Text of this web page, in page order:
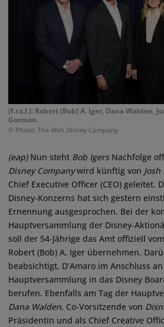
(f.r.t.l.): Robert (Bob) A. Iger, Dana Walden,
Gorman.
© Photo: The Walt Disney Company
(eap)Nun steht Bob IgersNachfolge
Disney Companywird künftig von Josh
Chief Executive Officer (CEO) geleitet.
Disney-Konzerns hat sich gestern
Ernennung ausgesprochen. Bei der
Hauptversammlung der Disney-
soll der 54-Jährige das Amt offiziell
Robert (Bob) A. Iger übernehmen.
beabsichtigt, D’Amaro im Anschluss
Hauptversammlung in das Disney
berufen. Ebenfalls am Tag der
Dana Walden, Co-Vorsitzende von
Präsidentin und als Chief Creative